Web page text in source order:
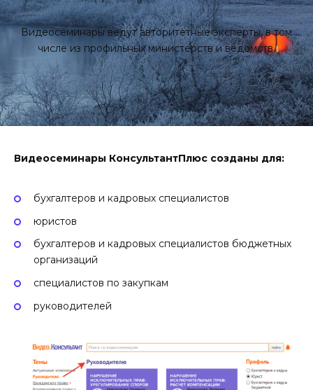
Видеосеминары ведут авторитетные эксперты, в том
числе из профильных министерств и ведомств.
Видеосеминары КонсультантПлюс созданы для:
бухгалтеров и кадровых специалистов
юристов
бухгалтеров и кадровых специалистов бюджетных
организаций
специалистов по закупкам
руководителей